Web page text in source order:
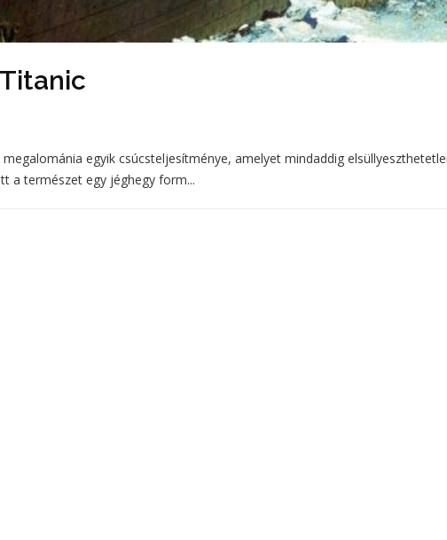
egyik csúcsteljesítménye, amelyet mindaddig
a természet egy jéghegy form...